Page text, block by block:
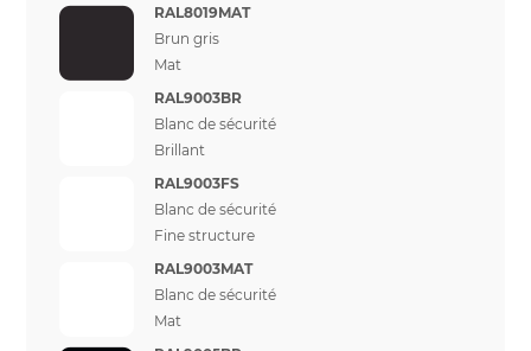
RAL8019MAT
Brun gris
Mat
RAL9003BR
Blanc de sécurité
Brillant
RAL9003FS
Blanc de sécurité
Fine structure
RAL9003MAT
Blanc de sécurité
Mat